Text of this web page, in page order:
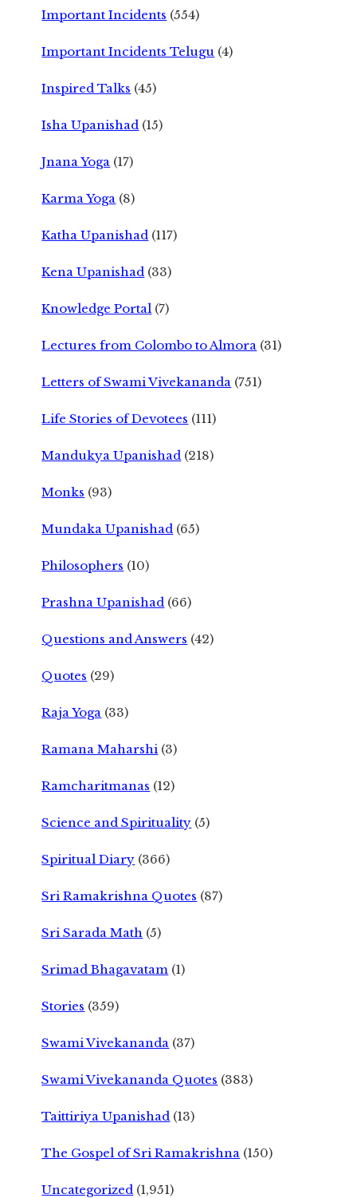
Important Incidents (554)
Important Incidents Telugu (4)
Inspired Talks (45)
Isha Upanishad (15)
Jnana Yoga (17)
Karma Yoga (8)
Katha Upanishad (117)
Kena Upanishad (33)
Knowledge Portal (7)
Lectures from Colombo to Almora (31)
Letters of Swami Vivekananda (751)
Life Stories of Devotees (111)
Mandukya Upanishad (218)
Monks (93)
Mundaka Upanishad (65)
Philosophers (10)
Prashna Upanishad (66)
Questions and Answers (42)
Quotes (29)
Raja Yoga (33)
Ramana Maharshi (3)
Ramcharitmanas (12)
Science and Spirituality (5)
Spiritual Diary (366)
Sri Ramakrishna Quotes (87)
Sri Sarada Math (5)
Srimad Bhagavatam (1)
Stories (359)
Swami Vivekananda (37)
Swami Vivekananda Quotes (383)
Taittiriya Upanishad (13)
The Gospel of Sri Ramakrishna (150)
Uncategorized (1,951)